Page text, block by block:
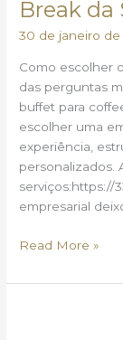
Break da
30 de janeiro de
Como escolher
das perguntas
buffet para
escolher uma
experiência,
personalizados.
serviços:https://
empresarial
o
Coffee
Empresa
Read More »